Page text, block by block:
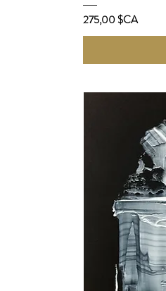
Prix
275,00 $CA